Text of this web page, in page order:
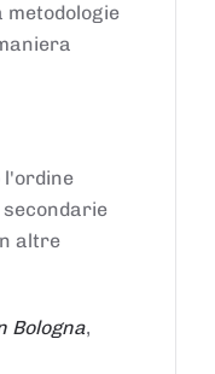
l'ordine
altre
Bologna,